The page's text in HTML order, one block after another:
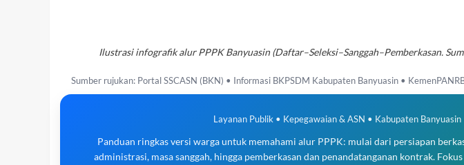
Ilustrasi infografik alur PPPK Banyuasin (Daftar–Seleksi–Sanggah–Pemberkasan.
Sumber rujukan: Portal SSCASN (BKN) • Informasi BKPSDM Kabupaten Banyuasin •
Layanan Publik • Kepegawaian & ASN • Kabupaten Banyuasin
Panduan ringkas versi warga untuk memahami alur PPPK: mulai dari persiapan
administrasi, masa sanggah, hingga pemberkasan dan penandatanganan kontrak.